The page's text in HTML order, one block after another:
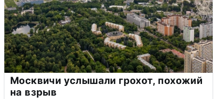
Москвичи услышали грохот, похожий
на взрыв